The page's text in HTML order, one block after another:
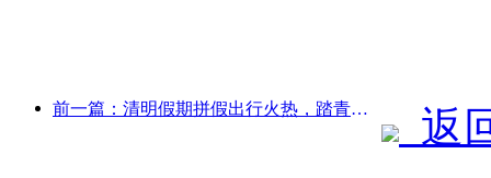
前一篇：清明假期拼假出行火热，踏青赏花带动多城客流增长
返